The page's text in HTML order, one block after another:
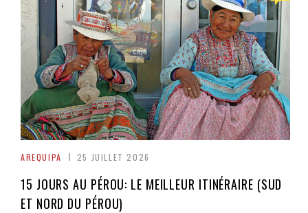
AREQUIPA 25 JUILLET 2026
15 JOURS AU PÉROU: LE MEILLEUR ITINÉRAIRE (SUD
ET NORD DU PÉROU)